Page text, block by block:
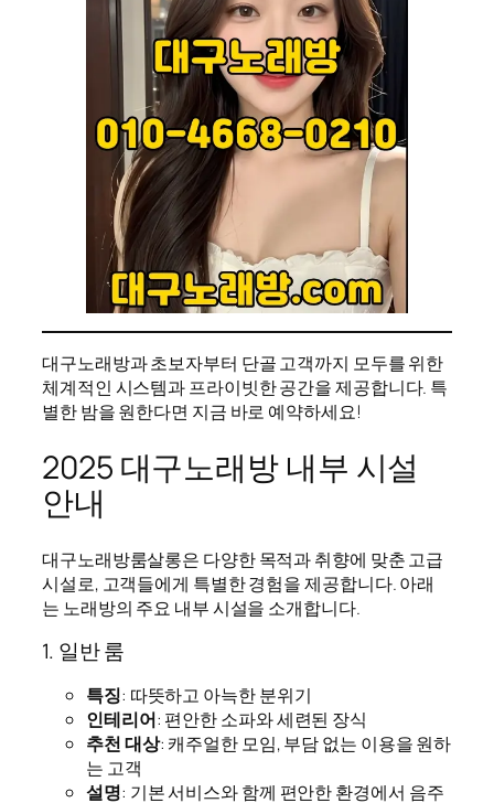
대구노래방과 초보자부터 단골 고객까지 모두를 위한
체계적인 시스템과 프라이빗한 공간을 제공합니다. 특
별한 밤을 원한다면 지금 바로 예약하세요!
2025 대구노래방 내부 시설
안내
대구노래방룸살롱은 다양한 목적과 취향에 맞춘 고급
시설로, 고객들에게 특별한 경험을 제공합니다. 아래
는 노래방의 주요 내부 시설을 소개합니다.
1. 일반 룸
특징: 따뜻하고 아늑한 분위기
인테리어: 편안한 소파와 세련된 장식
추천 대상: 캐주얼한 모임, 부담 없는 이용을 원하
는 고객
설명: 기본 서비스와 함께 편안한 환경에서 음주